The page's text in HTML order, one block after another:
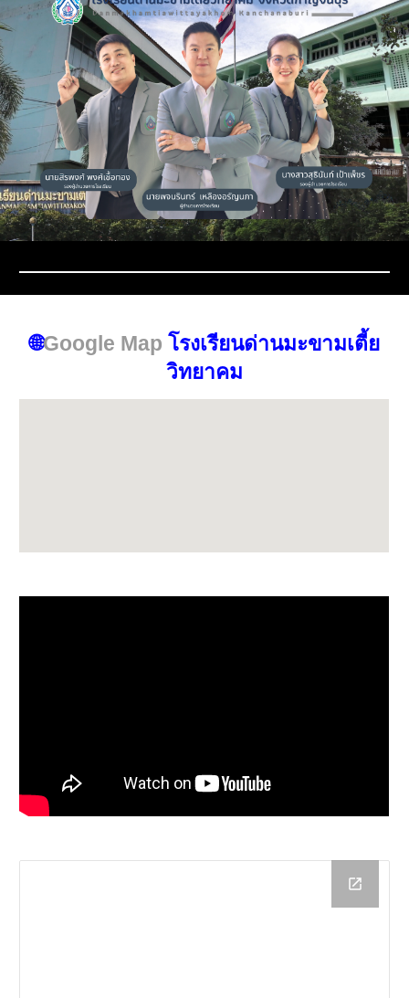
🌐Google Map โรงเรียนด่านมะขามเตี้ย
วิทยาคม